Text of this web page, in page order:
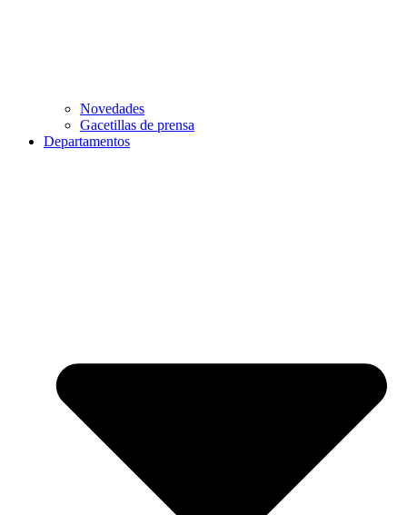
Novedades
Gacetillas de prensa
Departamentos